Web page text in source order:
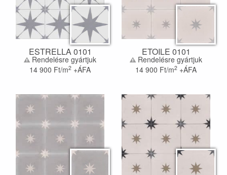
ESTRELLA 0101
Rendelésre gyártjuk
14 900 Ft/m2 +ÁFA
ETOILE 0101
Rendelésre gyártjuk
14 900 Ft/m2 +ÁFA